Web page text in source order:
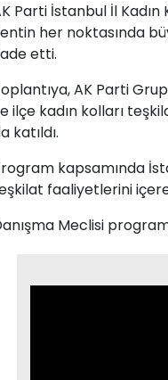
Parti İstanbul İl Kadın
her noktasında
etti.
AK Parti
ilçe kadın kolları
katıldı.
kapsamında
faaliyetlerini
Meclisi